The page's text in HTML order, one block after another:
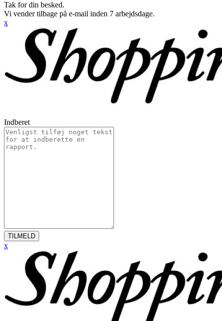
Tak for din besked.
Vi vender tilbage på e-mail inden 7 arbejdsdage.
x
Indberet
TILMELD
x